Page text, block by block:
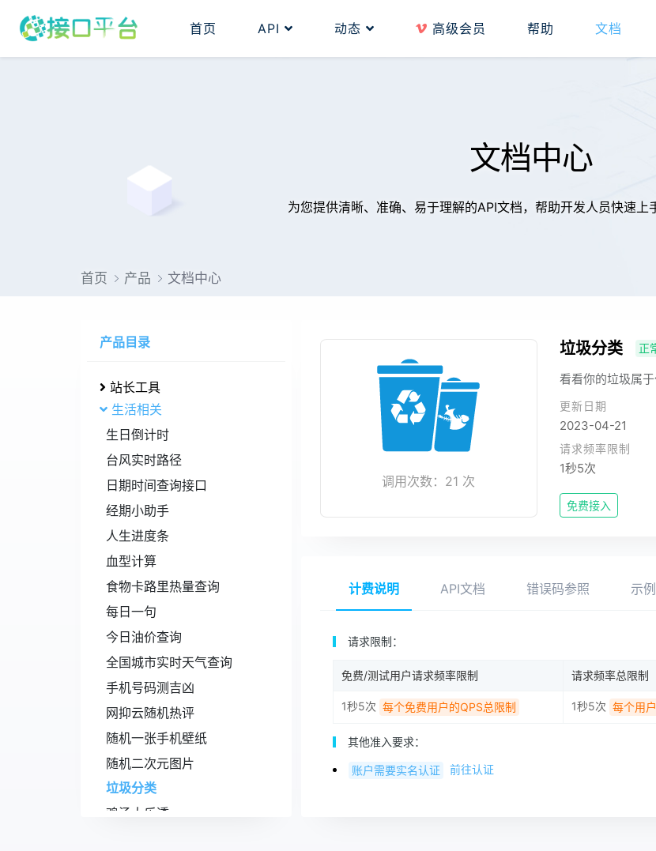
首页 API 动态 高级会员 帮助 文档
文档中心
为您提供清晰、准确、易于理解的API文档，帮助开发人员快速上
首页 产品 文档中心
产品目录
站长工具
生活相关
生日倒计时
台风实时路径
日期时间查询接口
经期小助手
人生进度条
血型计算
食物卡路里热量查询
每日一句
今日油价查询
全国城市实时天气查询
手机号码测吉凶
网抑云随机热评
随机一张手机壁纸
随机二次元图片
垃圾分类
鸡汤大乐透
调用次数：21 次
垃圾分类 正
看看你的垃圾属
更新日期
2023-04-21
请求频率限制
1秒5次
免费接入
计费说明 API文档 错误码参照 示
请求限制：
免费/测试用户请求频率限制 请求频率总限制
1秒5次 每个免费用户的QPS总限制 1秒5次 每个用
其他准入要求：
账户需要实名认证 前往认证